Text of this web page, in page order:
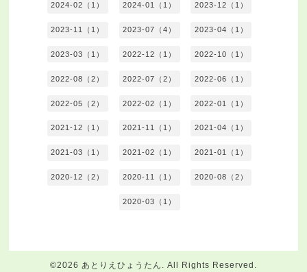
2024-02（1） 2024-01（1） 2023-12（1）
2023-11（1） 2023-07（4） 2023-04（1）
2023-03（1） 2022-12（1） 2022-10（1）
2022-08（2） 2022-07（2） 2022-06（1）
2022-05（2） 2022-02（1） 2022-01（1）
2021-12（1） 2021-11（1） 2021-04（1）
2021-03（1） 2021-02（1） 2021-01（1）
2020-12（2） 2020-11（1） 2020-08（2）
2020-03（1）
©2026 あとりえひょうたん . All Rights Reserved.